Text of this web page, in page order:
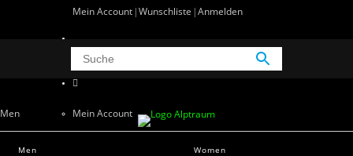
Mein Account Wunschliste Anmelden
Men
Men Sweats
Mein Account
Men Women